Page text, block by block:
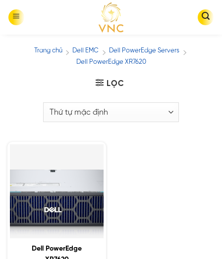
Trang chủ / Dell EMC / Dell PowerEdge Servers
/
Dell PowerEdge XR7620
LỌC
Dell PowerEdge